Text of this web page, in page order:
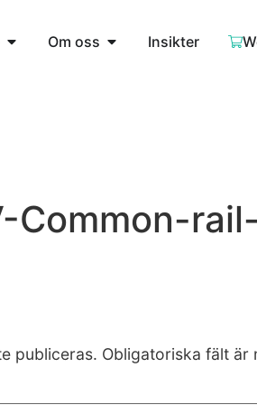
Om oss Insikter
Common-
publiceras. Obligatoriska fält är